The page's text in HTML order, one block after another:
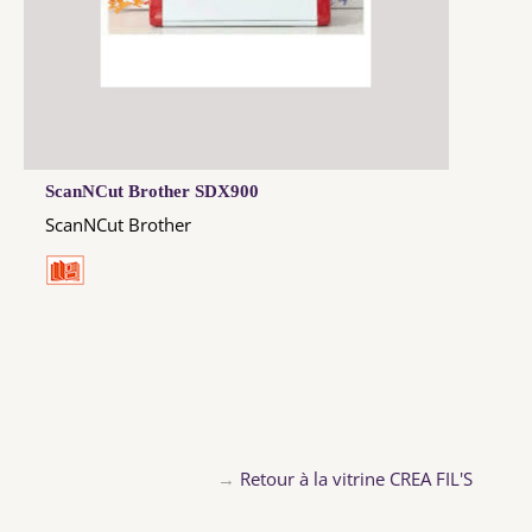
ScanNCut Brother SDX900
ScanNCut Brother
→ Retour à la vitrine CREA FIL'S